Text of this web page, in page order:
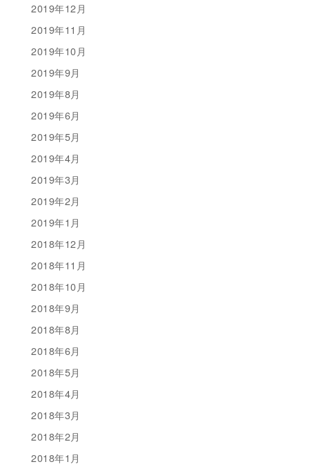
2019年12月
2019年11月
2019年10月
2019年9月
2019年8月
2019年6月
2019年5月
2019年4月
2019年3月
2019年2月
2019年1月
2018年12月
2018年11月
2018年10月
2018年9月
2018年8月
2018年6月
2018年5月
2018年4月
2018年3月
2018年2月
2018年1月